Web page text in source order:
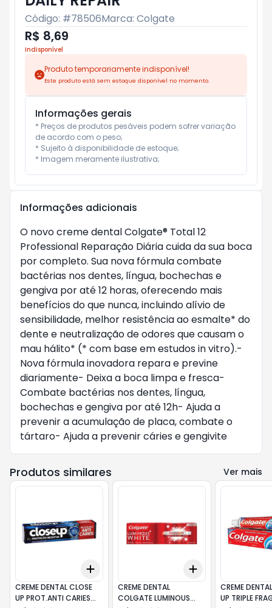
Código: #78506Marca: Colgate
R$ 8,69
Indisponível
Produto temporariamente indisponível!
Este produto está sem estoque disponível no momento.
Informações gerais
* Preços de produtos pesáveis podem sofrer variação
de acordo com o peso;
* Sujeito à disponibilidade de estoque;
* Imagem meramente ilustrativa;
Informações adicionais
O novo creme dental Colgate® Total 12
Professional Reparação Diária cuida da sua boca
por completo. Sua nova fórmula combate
bactérias nos dentes, língua, bochechas e
gengiva por até 12 horas, oferecendo mais
benefícios do que nunca, incluindo alívio de
sensibilidade, melhor resistência ao esmalte* do
dente e neutralização de odores que causam o
mau hálito* (* com base em estudos in vitro).-
Nova fórmula inovadora repara e previne
diariamente- Deixa a boca limpa e fresca-
Combate bactérias nos dentes, língua,
bochechas e gengiva por até 12h- Ajuda a
prevenir a acumulação de placa, combate o
tártaro- Ajuda a prevenir cáries e gengivite
Produtos similares Ver mais
Add
CREME DENTAL CLOSE
UP PROT.ANTI CARIES
Add
CREME DENTAL
COLGATE LUMINOUS
CREME DENTAL CLOSE
UP TRIPLE